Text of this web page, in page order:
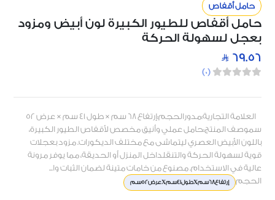
حامل أقفاص
حامل أقفاص للطيور الكبيرة لون أبيض ومزود
بعجل لسهولة الحركة
69.56
(
0
)
العلامة التجارية:مدورالحجم:إرتفاع 68 سم × طول 41 سم × عرض 52
سموصف المنتج:حامل عملي وأنيق مخصص لأقفاص الطيور الكبيرة،
باللون الأبيض العصري ليتماشى مع مختلف الديكورات. مزود بعجلات
قوية لسهولة الحركة والتنقلداخل المنزل أو الحديقة، مما يوفر مرونة
عالية في الاستخدام. مصنوع من خامات متينة لضمان الثبات وا...
الحجم
إرتفاع68سمXطول41سمXعرض52سم